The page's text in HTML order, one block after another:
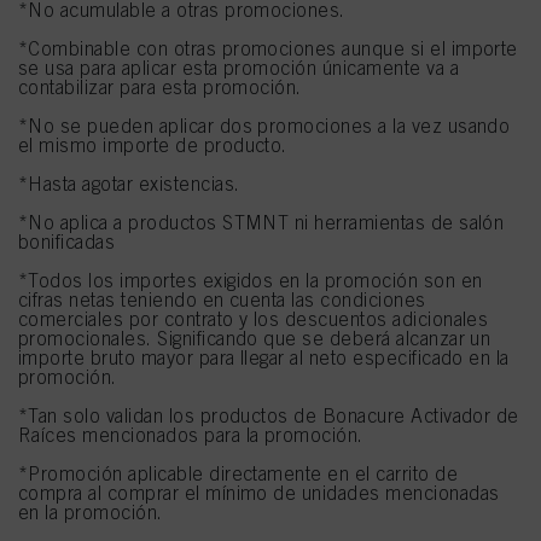
*No acumulable a otras promociones.
*Combinable con otras promociones aunque si el importe
se usa para aplicar esta promoción únicamente va a
contabilizar para esta promoción.
*No se pueden aplicar dos promociones a la vez usando
el mismo importe de producto.
*Hasta agotar existencias.
*No aplica a productos STMNT ni herramientas de salón
bonificadas
*Todos los importes exigidos en la promoción son en
cifras netas teniendo en cuenta las condiciones
comerciales por contrato y los descuentos adicionales
promocionales. Significando que se deberá alcanzar un
importe bruto mayor para llegar al neto especificado en la
promoción.
*Tan solo validan los productos de Bonacure Activador de
Raíces mencionados para la promoción.
*Promoción aplicable directamente en el carrito de
compra al comprar el mínimo de unidades mencionadas
en la promoción.